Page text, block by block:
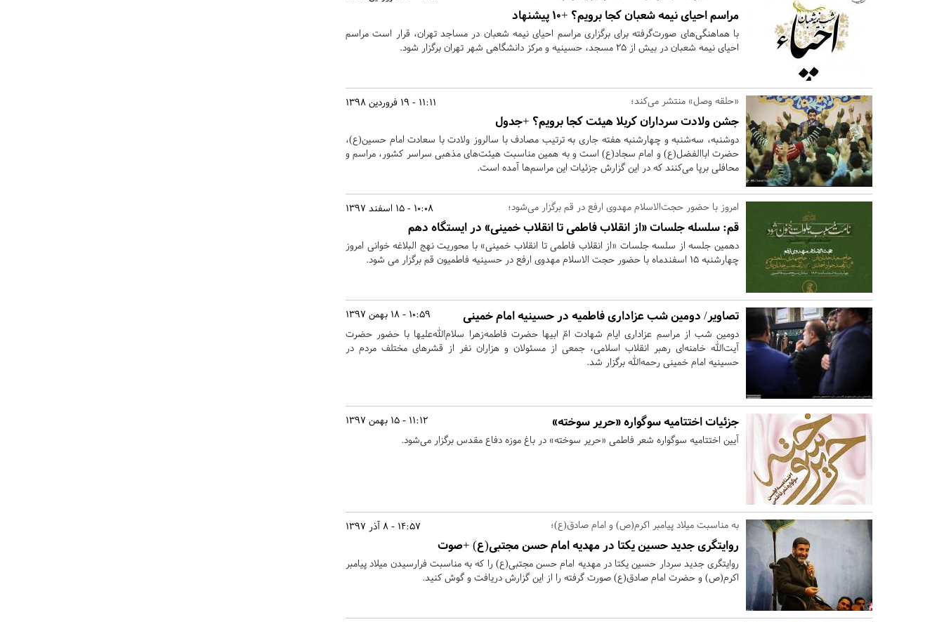
مراسم احیای نیمه شعبان کجا برویم؟ +۱۰ پیشنهاد
با هماهنگی‌های صورت‌گرفته برای برگزاری مراسم احیای نیمه شعبان در مساجد تهران، قرار است مراسم
احیای نیمه شعبان در بیش از ۲۵ مسجد، حسینیه و مرکز دانشگاهی شهر تهران برگزار شود.
11:11 - 19 فروردین 1398 «حلقه وصل» منتشر می‌کند؛
جشن ولادت سرداران کربلا هیئت کجا برویم؟ +جدول
دوشنبه، سه‌شنبه و چهارشنبه هفته جاری به ترتیب مصادف با سالروز ولادت با سعادت امام حسین(ع)،
حضرت اباالفضل(ع) و امام سجاد(ع) است و به همین مناسبت هیئت‌های مذهبی سراسر کشور، مراسم و
محافلی برپا می‌کنند که در این گزارش جزئیات این مراسم‌ها آمده است.
10:08 - 15 اسفند 1397 امروز با حضور حجت‌الاسلام مهدوی ارفع در قم برگزار می‌شود؛
قم: سلسله جلسات «از انقلاب فاطمی تا انقلاب خمینی» در ایستگاه دهم
دهمین جلسه از سلسه جلسات «از انقلاب فاطمی تا انقلاب خمینی» با محوریت نهج البلاغه خوانی امروز
چهارشنبه ۱۵ اسفندماه با حضور حجت الاسلام مهدوی ارفع در حسینیه فاطمیون قم برگزار می شود.
10:59 - 18 بهمن 1397 تصاویر/ دومین شب عزاداری فاطمیه در حسینیه امام خمینی
دومین شب از مراسم عزاداری ایام شهادت امّ ابیها حضرت فاطمه‌زهرا سلام‌الله‌علیها با حضور حضرت
آیت‌الله خامنه‌ای رهبر انقلاب اسلامی، جمعی از مسئولان و هزاران نفر از قشرهای مختلف مردم در
حسینیه امام خمینی رحمه‌الله برگزار شد.
11:12 - 15 بهمن 1397 جزئیات اختتامیه سوگواره «حریر سوخته»
آیین اختتامیه سوگواره شعر فاطمی «حریر سوخته» در باغ موزه دفاع مقدس برگزار می‌شود.
14:57 - 8 آذر 1397 به مناسبت میلاد پیامبر اکرم(ص) و امام صادق(ع)؛
روایتگری جدید حسین یکتا در مهدیه امام حسن مجتبی(ع) +صوت
روایتگری جدید سردار حسین یکتا در مهدیه امام حسن مجتبی(ع) را که به مناسبت فرارسیدن میلاد پیامبر
اکرم(ص) و حضرت امام صادق(ع) صورت گرفته را از این گزارش دریافت و گوش کنید.